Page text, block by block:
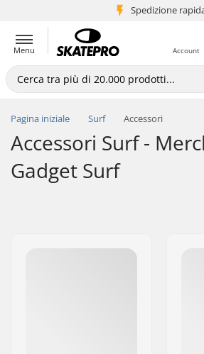
Spedizione
+5 mln di clienti
Menu Account
Pagina iniziale Surf Accessori
Accessori Surf -
Gadget Surf